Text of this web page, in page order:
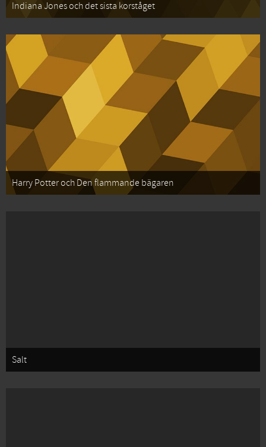
Indiana Jones och det sista korståget
Harry Potter och Den flammande bägaren
Salt